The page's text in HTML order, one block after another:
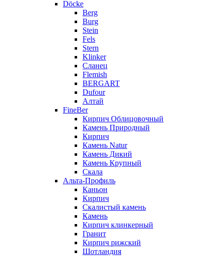
Döcke
Berg
Burg
Stein
Fels
Stern
Klinker
Сланец
Flemish
BERGART
Dufour
Алтай
FineBer
Кирпич Облицовочный
Камень Природный
Кирпич
Камень Natur
Камень Дикий
Камень Крупный
Скала
Альта-Профиль
Каньон
Кирпич
Скалистый камень
Камень
Кирпич клинкерный
Гранит
Кирпич рижский
Шотландия